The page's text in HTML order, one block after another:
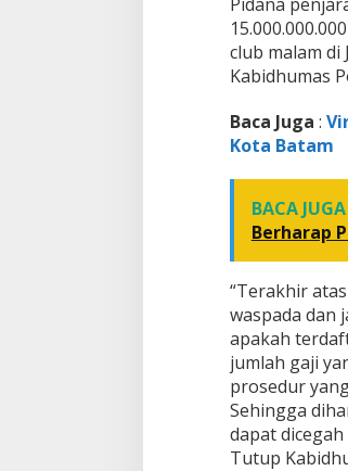
club malam di
Kabidhumas
Baca Juga :
Kota Batam
BACA JUGA
Berharap
“Terakhir
waspada dan
apakah
jumlah gaji
prosedur
Sehingga
dapat
Tutup